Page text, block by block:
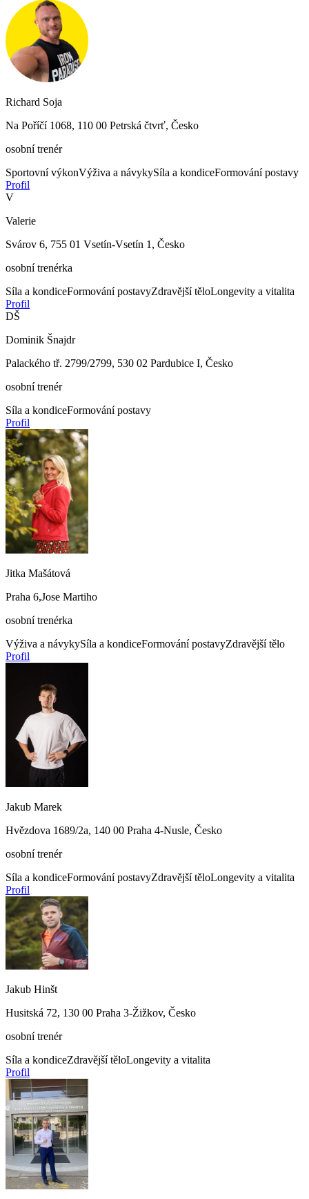
Richard Soja
Na Poříčí 1068, 110 00 Petrská čtvrť, Česko
osobní trenér
Sportovní výkonVýživa a návykySíla a kondiceFormování postavy
Profil
V
Valerie
Svárov 6, 755 01 Vsetín-Vsetín 1, Česko
osobní trenérka
Síla a kondiceFormování postavyZdravější těloLongevity a vitalita
Profil
DŠ
Dominik Šnajdr
Palackého tř. 2799/2799, 530 02 Pardubice I, Česko
osobní trenér
Síla a kondiceFormování postavy
Profil
Jitka Mašátová
Praha 6,Jose Martiho
osobní trenérka
Výživa a návykySíla a kondiceFormování postavyZdravější tělo
Profil
Jakub Marek
Hvězdova 1689/2a, 140 00 Praha 4-Nusle, Česko
osobní trenér
Síla a kondiceFormování postavyZdravější těloLongevity a vitalita
Profil
Jakub Hinšt
Husitská 72, 130 00 Praha 3-Žižkov, Česko
osobní trenér
Síla a kondiceZdravější těloLongevity a vitalita
Profil